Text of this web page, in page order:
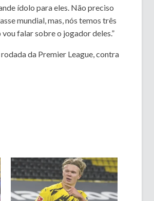
ídolo para eles. Não preciso
mundial, mas, nós temos três
falar sobre o jogador deles.”
da Premier League, contra